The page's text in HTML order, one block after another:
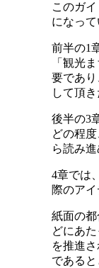
このガ
になっ
前半の1
「観光
要であ
して頂き
後半の3
どの程
ら読み進
4章では
際のア
紙面の
どにあ
を推進
である